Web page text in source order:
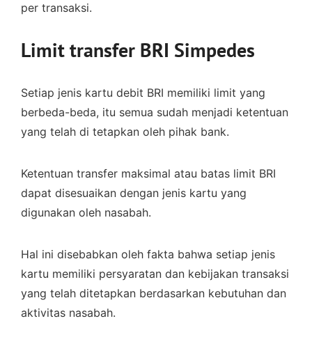
per transaksi.
Limit transfer BRI Simpedes
Setiap jenis kartu debit BRI memiliki limit yang
berbeda-beda, itu semua sudah menjadi ketentuan
yang telah di tetapkan oleh pihak bank.
Ketentuan transfer maksimal atau batas limit BRI
dapat disesuaikan dengan jenis kartu yang
digunakan oleh nasabah.
Hal ini disebabkan oleh fakta bahwa setiap jenis
kartu memiliki persyaratan dan kebijakan transaksi
yang telah ditetapkan berdasarkan kebutuhan dan
aktivitas nasabah.